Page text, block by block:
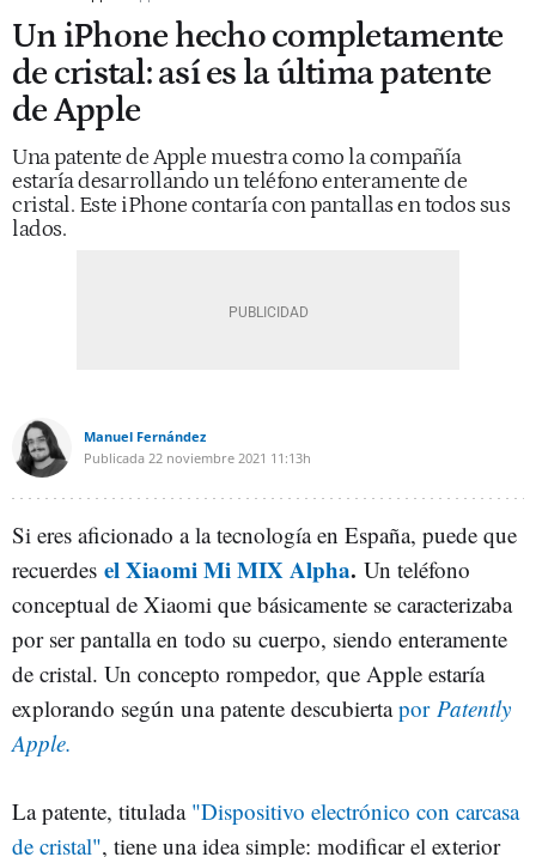
Un iPhone hecho completamente
de cristal: así es la última patente
de Apple
Una patente de Apple muestra como la compañía
estaría desarrollando un teléfono enteramente de
cristal. Este iPhone contaría con pantallas en todos sus
lados.
Manuel Fernández
Publicada 22 noviembre 2021 11:13h
Si eres aficionado a la tecnología en España, puede que
recuerdes el Xiaomi Mi MIX Alpha. Un teléfono
conceptual de Xiaomi que básicamente se caracterizaba
por ser pantalla en todo su cuerpo, siendo enteramente
de cristal. Un concepto rompedor, que Apple estaría
explorando según una patente descubiertapor Patently
Apple.
La patente, titulada "Dispositivo electrónico con carcasa
de cristal", tiene una idea simple: modificar el exterior